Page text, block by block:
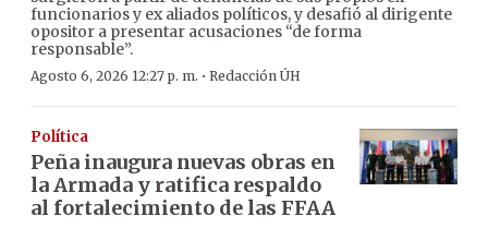
funcionarios y ex aliados políticos, y desafió al dirigente
opositor a presentar acusaciones “de forma
responsable”.
Agosto 6, 2026 12:27 p. m. · Redacción ÚH
Política
Peña inaugura nuevas obras en
la Armada y ratifica respaldo
al fortalecimiento de las FFAA